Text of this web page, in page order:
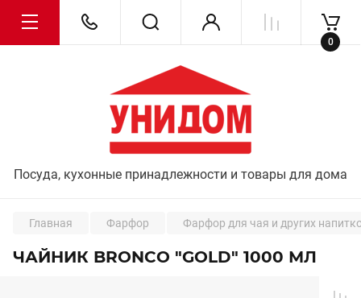
Посуда, кухонные принадлежности и товары для дома
0
Главная Фарфор Фарфор для чая и других
ЧАЙНИК BRONCO "GOLD" 1000 МЛ